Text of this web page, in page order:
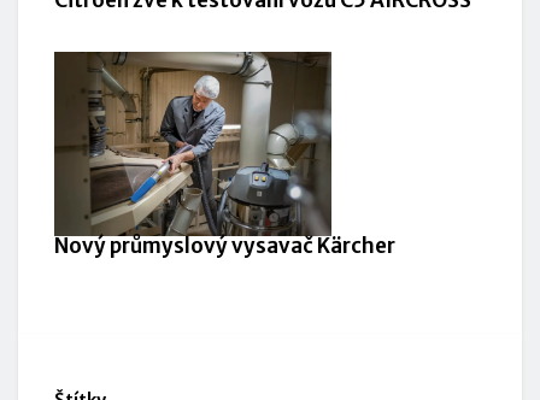
Nový průmyslový vysavač Kärcher